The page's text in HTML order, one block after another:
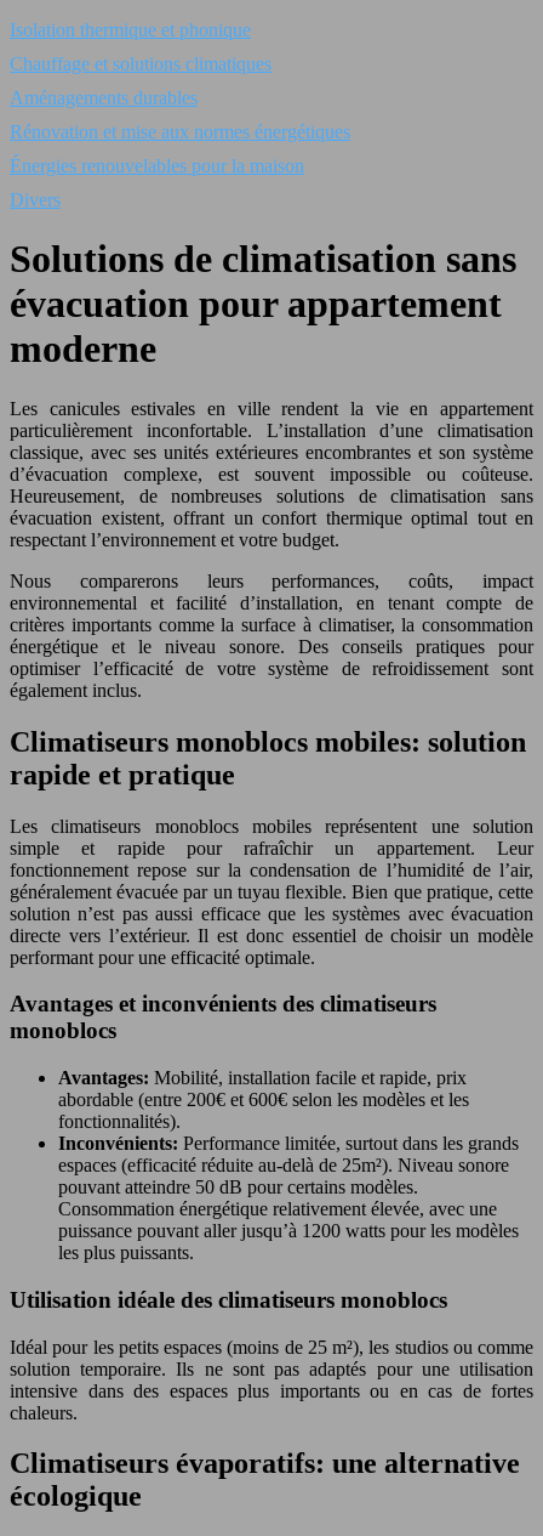
Isolation thermique et phonique
Chauffage et solutions climatiques
Aménagements durables
Rénovation et mise aux normes énergétiques
Énergies renouvelables pour la maison
Divers
Solutions de climatisation sans
évacuation pour appartement
moderne
Les canicules estivales en ville rendent la vie en appartement
particulièrement inconfortable. L’installation d’une climatisation
classique, avec ses unités extérieures encombrantes et son système
d’évacuation complexe, est souvent impossible ou coûteuse.
Heureusement, de nombreuses solutions de climatisation sans
évacuation existent, offrant un confort thermique optimal tout en
respectant l’environnement et votre budget.
Nous comparerons leurs performances, coûts, impact
environnemental et facilité d’installation, en tenant compte de
critères importants comme la surface à climatiser, la consommation
énergétique et le niveau sonore. Des conseils pratiques pour
optimiser l’efficacité de votre système de refroidissement sont
également inclus.
Climatiseurs monoblocs mobiles: solution
rapide et pratique
Les climatiseurs monoblocs mobiles représentent une solution
simple et rapide pour rafraîchir un appartement. Leur
fonctionnement repose sur la condensation de l’humidité de l’air,
généralement évacuée par un tuyau flexible. Bien que pratique, cette
solution n’est pas aussi efficace que les systèmes avec évacuation
directe vers l’extérieur. Il est donc essentiel de choisir un modèle
performant pour une efficacité optimale.
Avantages et inconvénients des climatiseurs
monoblocs
Avantages: Mobilité, installation facile et rapide, prix
abordable (entre 200€ et 600€ selon les modèles et les
fonctionnalités).
Inconvénients: Performance limitée, surtout dans les grands
espaces (efficacité réduite au-delà de 25m²). Niveau sonore
pouvant atteindre 50 dB pour certains modèles.
Consommation énergétique relativement élevée, avec une
puissance pouvant aller jusqu’à 1200 watts pour les modèles
les plus puissants.
Utilisation idéale des climatiseurs monoblocs
Idéal pour les petits espaces (moins de 25 m²), les studios ou comme
solution temporaire. Ils ne sont pas adaptés pour une utilisation
intensive dans des espaces plus importants ou en cas de fortes
chaleurs.
Climatiseurs évaporatifs: une alternative
écologique